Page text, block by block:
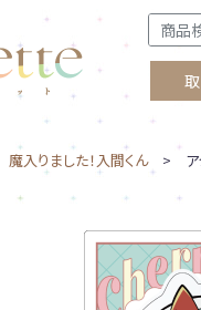
魔入りました！入間くん> アク